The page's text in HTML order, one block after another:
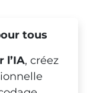
tous
l’IA, créez